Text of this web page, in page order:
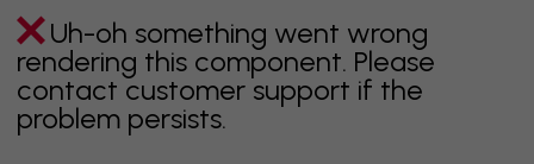
Uh-oh something went wrong
rendering this component. Please
contact customer support if the
problem persists.